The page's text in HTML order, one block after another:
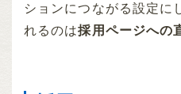
ションにつながる設定に
れるのは採用ページへの